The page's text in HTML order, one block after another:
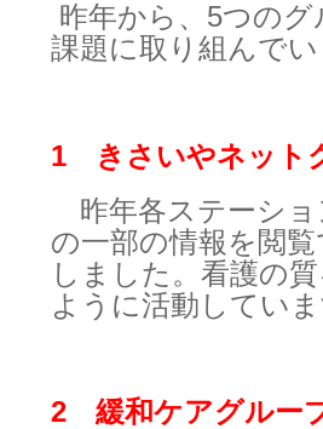
昨年から、5つの
課題に取り組んでい
1 きさいやネット
昨年各ステーショ
の一部の情報を閲
しました。看護の
ように活動していま
2 緩和ケアグルー